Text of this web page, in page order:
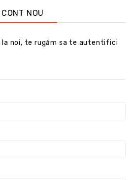
CONT NOU
la noi, te rugăm sa te autentifici